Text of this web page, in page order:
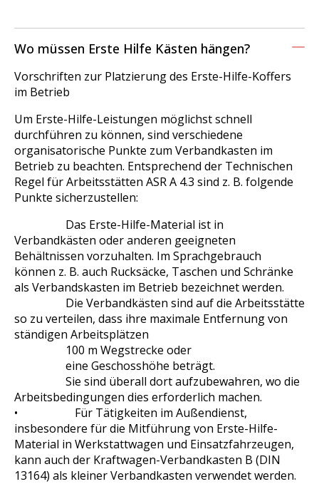
Wo müssen Erste Hilfe Kästen hängen?
Vorschriften zur Platzierung des Erste-Hilfe-Koffers
im Betrieb
Um Erste-Hilfe-Leistungen möglichst schnell
durchführen zu können, sind verschiedene
organisatorische Punkte zum Verbandkasten im
Betrieb zu beachten. Entsprechend der Technischen
Regel für Arbeitsstätten ASR A 4.3 sind z. B. folgende
Punkte sicherzustellen:
Das Erste-Hilfe-Material ist in
Verbandkästen oder anderen geeigneten
Behältnissen vorzuhalten. Im Sprachgebrauch
können z. B. auch Rucksäcke, Taschen und Schränke
als Verbandskasten im Betrieb bezeichnet werden.
Die Verbandkästen sind auf die Arbeitsstätte
so zu verteilen, dass ihre maximale Entfernung von
ständigen Arbeitsplätzen
100 m Wegstrecke oder
eine Geschosshöhe beträgt.
Sie sind überall dort aufzubewahren, wo die
Arbeitsbedingungen dies erforderlich machen.
•
Für Tätigkeiten im Außendienst,
insbesondere für die Mitführung von Erste-Hilfe-
Material in Werkstattwagen und Einsatzfahrzeugen,
kann auch der Kraftwagen-Verbandkasten B (DIN
13164) als kleiner Verbandkasten verwendet werden.